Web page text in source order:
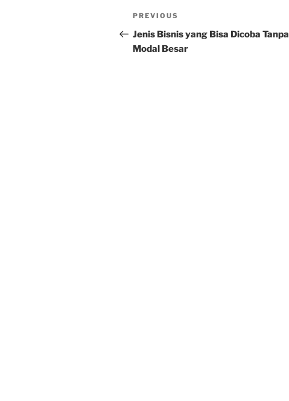
Post
navigation
Previous
Post
PREVIOUS
Jenis Bisnis yang Bisa Dicoba Tanpa
Modal Besar